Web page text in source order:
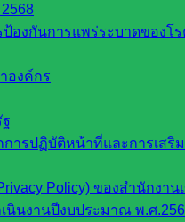
องกันการแพร่ระบาดของโร
องค์กร
การปฏิบัติหน้าที่และการเส
Policy) ของสำนักงา
นินงานปีงบประมาณ พ.ศ